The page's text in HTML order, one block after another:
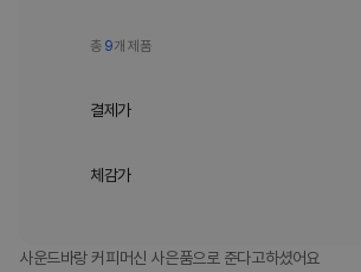
총 9개 제품
결제가
체감가
사운드바랑 커피머신 사은품으로 준다고하셨어요